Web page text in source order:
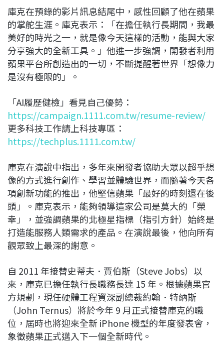
庫克在預錄的影片訊息結尾中，感性回顧了他在蘋果
的掌舵生涯。庫克表示：「在擔任執行長期間，我最
美好的時光之一，就是像今天這樣的活動，能與大家
分享強大的全新工具。」他進一步強調，開發者利用
蘋果平台所創造出的一切，不斷提醒著世界「想像力
是沒有極限的」。
「AI履歷健檢」看見自己優勢：
https://campaign.1111.com.tw/resume-review/
更多科技工作請上科技專區：
https://techplus.1111.com.tw/
庫克在演說中指出，多年來開發者協助大眾以超乎想
像的方式進行創作、學習並體驗世界，而隨著今天各
項創新功能的推出，他堅信蘋果「最好的時刻還在後
頭」。庫克表示，能夠領導這家公司是莫大的「榮
幸」，並強調蘋果的北極星指標（指引方針）始終是
打造能服務人類需求的產品。在演說最後，他向所有
觀眾致上最深的謝意。
自 2011 年接替史蒂夫．賈伯斯（Steve Jobs）以
來，庫克已擔任執行長職務長達 15 年。根據蘋果官
方規劃，現任硬體工程資深副總裁約翰．特納斯
（John Ternus）將於今年 9 月正式接替庫克的職
位，屆時也將迎來全新 iPhone 機型的年度發表會，
象徵蘋果正式邁入下一個全新時代。